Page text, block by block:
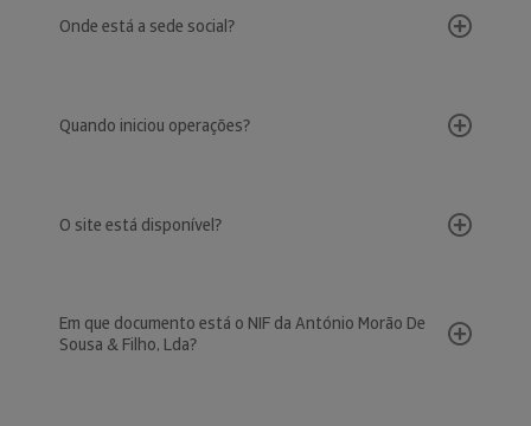
Onde está a sede social?
Quando iniciou operações?
O site está disponível?
Em que documento está o NIF da António Morão De
Sousa & Filho, Lda?